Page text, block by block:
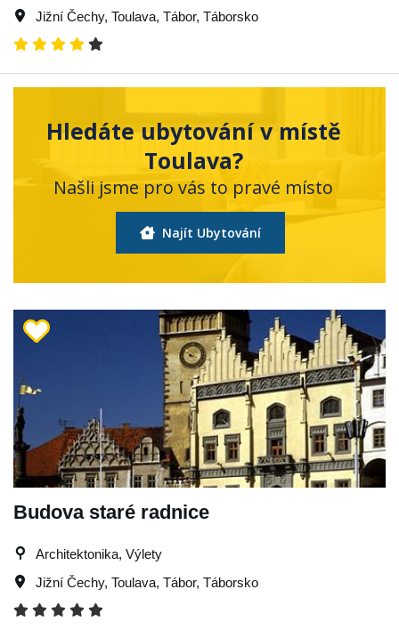
Jižní Čechy, Toulava, Tábor, Táborsko
Hledáte ubytování v místě
Toulava?
Našli jsme pro vás to pravé místo
Najít Ubytování
Budova staré radnice
Architektonika, Výlety
Jižní Čechy, Toulava, Tábor, Táborsko